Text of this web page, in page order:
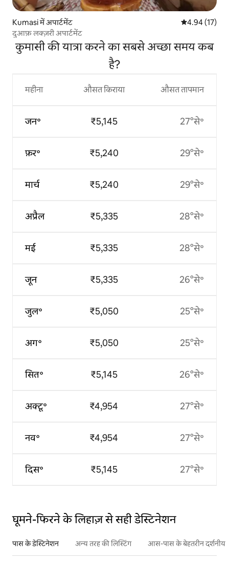
Kumasi में अपार्टमेंट औसत रेटिंग 5 में
4.94 (17)
दुआफ़ लक्ज़री अपार्टमेंट
कुमासी की यात्रा करने का सबसे अच्छा समय कब
है?
महीना
जन॰
फ़र॰
मार्च
अप्रैल
मई
जून
जुल॰
अग॰
सित॰
अक्टू॰
नव॰
दिस॰
औसत किराया
₹5,145
₹5,240
₹5,240
₹5,335
₹5,335
₹5,335
₹5,050
₹5,050
₹5,145
₹4,954
₹4,954
₹5,145
औसत तापमान
27°से॰
29°से॰
29°से॰
28°से॰
28°से॰
26°से॰
25°से॰
25°से॰
26°से॰
27°से॰
27°से॰
27°से॰
घूमने-फिरने के लिहाज़ से सही डेस्टिनेशन
पास के डेस्टिनेशन अन्य तरह की लिस्टिंग आस-पास के बेहतरीन दर्शनीय